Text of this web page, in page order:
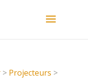
> Projecteurs >